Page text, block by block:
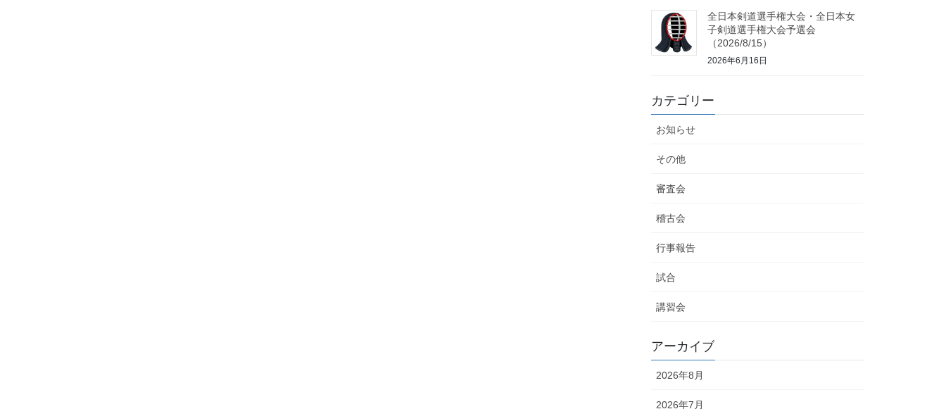
全日本剣道選手権大会・全日本女
子剣道選手権大会予選会
（2026/8/15）
2026年6月16日
カテゴリー
お知らせ
その他
審査会
稽古会
行事報告
試合
講習会
アーカイブ
2026年8月
2026年7月